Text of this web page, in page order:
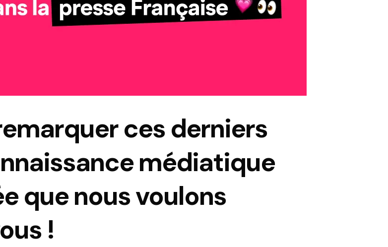
ces derniers
médiatique
que nous voulons
!